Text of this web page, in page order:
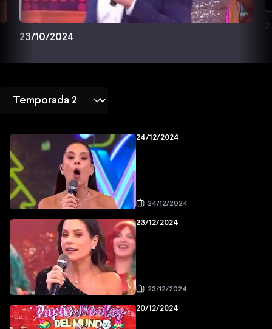
23/10/2024
24/12/2024
24/12/2024
23/12/2024
23/12/2024
20/12/2024